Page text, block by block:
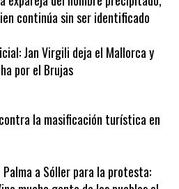
Policía Nacional trata de localizar
expareja del hombre precipitado,
continúa sin ser identificado
Jan Virgili deja el Mallorca y
la masificación turística en